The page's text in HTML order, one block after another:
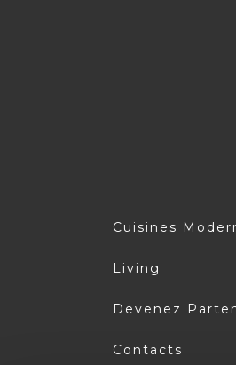
Cuisines
Living
Devenez
Contacts